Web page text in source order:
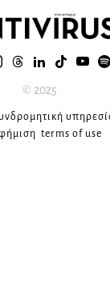
© 2025
terms of use